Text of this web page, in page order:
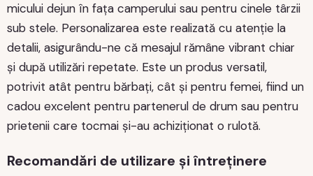
micului dejun în fața camperului sau pentru cinele târzii
sub stele. Personalizarea este realizată cu atenție la
detalii, asigurându-ne că mesajul rămâne vibrant chiar
și după utilizări repetate. Este un produs versatil,
potrivit atât pentru bărbați, cât și pentru femei, fiind un
cadou excelent pentru partenerul de drum sau pentru
prietenii care tocmai și-au achiziționat o rulotă.
Recomandări de utilizare și întreținere